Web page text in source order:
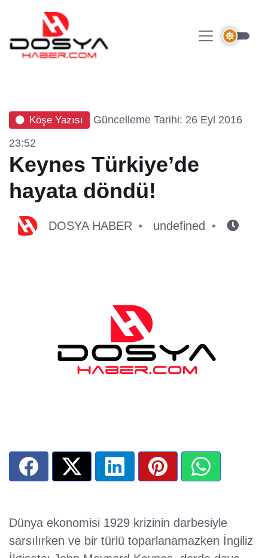
Köşe Yazısı
Güncelleme Tarihi: 26 Eyl 2016
23:52
Keynes Türkiye’de
hayata döndü!
DOSYA HABER undefined
Dünya ekonomisi 1929 krizinin darbesiyle
sarsılırken ve bir türlü toparlanamazken İngiliz